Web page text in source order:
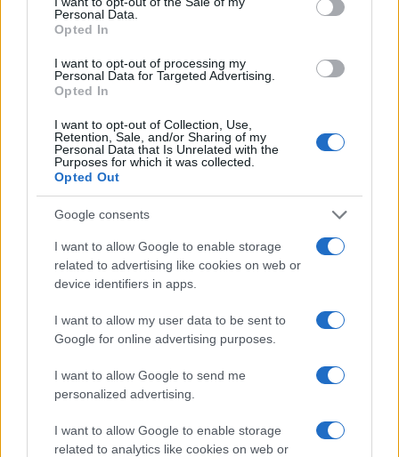
Personal Data.
Opted In
I want to opt-out of processing my
Personal Data for Targeted Advertising.
Opted In
I want to opt-out of Collection, Use,
Retention, Sale, and/or Sharing of my
Personal Data that Is Unrelated with the
Purposes for which it was collected.
Opted Out
Google consents
I want to allow Google to enable storage
related to advertising like cookies on web or
device identifiers in apps.
I want to allow my user data to be sent to
Google for online advertising purposes.
I want to allow Google to send me
personalized advertising.
I want to allow Google to enable storage
related to analytics like cookies on web or
coi NOSTRI soldi? Una volta non era così, c’era un utile per
chi depositiva i soldi in banca.
Rispondi
Antonio the tàroc
19 Ottobre 2025, 8:58 8:58
Ogni riforma che preveda un risparmio equivale a qualche
settore che quel risparmio non lo incassa più….per cui la
Rispondi
Carica altri commenti